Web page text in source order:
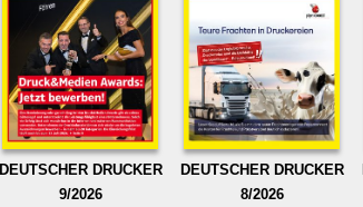
DEUTSCHER DRUCKER
9/2026
DEUTSCHER DRUCKER
8/2026